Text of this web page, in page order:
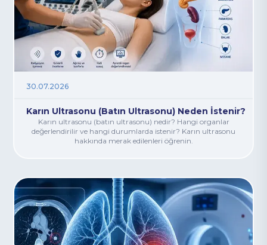
30.07.2026
Karın Ultrasonu (Batın Ultrasonu) Neden İstenir?
Karın ultrasonu (batın ultrasonu) nedir? Hangi organlar
değerlendirilir ve hangi durumlarda istenir? Karın ultrasonu
hakkında merak edilenleri öğrenin.